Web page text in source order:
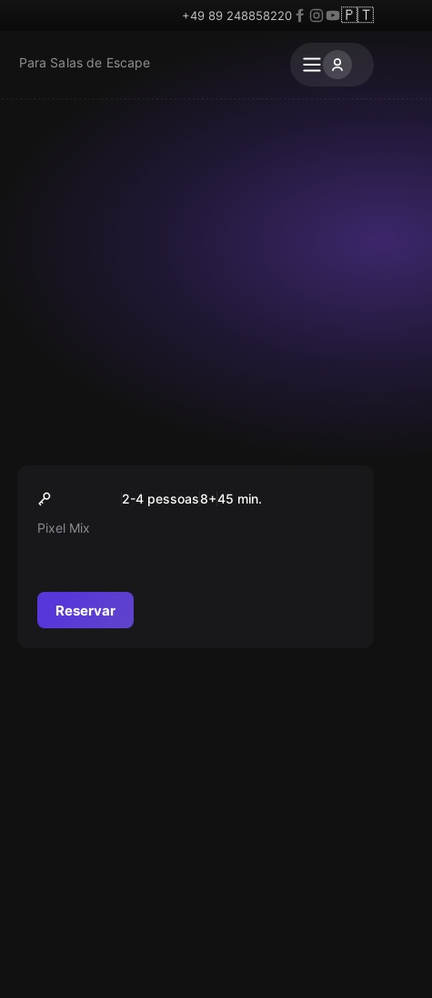
+49 89 248858220 🇵🇹
Para Salas de Escape
Popular
Pixel Mix2-4 pessoas8+45 min.
Pixel Mix
Reservar